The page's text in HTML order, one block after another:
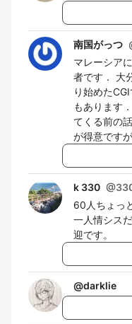
南国がっつ
マレーシア
者です． 大
り始めた
もあります
てくる前の
が得意です
k 330 @
60人ちょっ
一人情シス
迎です。
@darklie